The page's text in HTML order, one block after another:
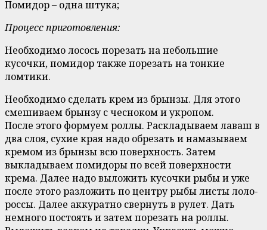
Помидор – одна штука;
Процесс приготовления:
Необходимо лосось порезать на небольшие
кусочки, помидор также порезать на тонкие
ломтики.
Необходимо сделать крем из брынзы. Для этого
смешиваем брынзу с чесноком и укропом.
После этого формуем роллы. Раскладываем лаваш в
два слоя, сухие края надо обрезать и намазываем
кремом из брынзы всю поверхность. Затем
выкладываем помидоры по всей поверхности
крема. Далее надо выложить кусочки рыбы и уже
после этого разложить по центру рыбы листы лоло-
россы. Далее аккуратно свернуть в рулет. Дать
немного постоять и затем порезать на роллы.